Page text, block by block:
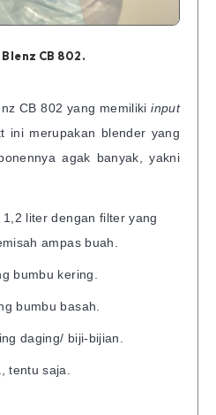
CB 802.
CB 802 yang memilikiinput
ini merupakan blender yang
agak banyak, yakni
liter dengan filter yang
ampas buah.
bumbu kering.
bumbu basah.
daging/ biji-bijian.
tentu saja.